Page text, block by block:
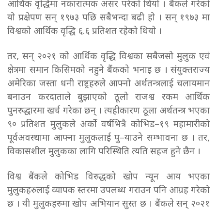
आर्थिक वृद्धिमा नकारात्मक असर परेको थियो । बैंकले गरेको
यो प्रक्षेपण सन् १९७३ पछि सबैभन्दा बढी हो । सन् १९७३ मा
विश्वको आर्थिक वृद्धि ६.६ प्रतिशत रहेको थियो ।
तर, सन् २०२१ को आर्थिक वृद्धि विश्वका सबैजसो मुलुक एवं
क्षेत्रमा समान किसिमको नहुने बैंकको भनाइ छ । संयुक्तराज्य
अमेरिका जस्ता धनी राष्ट्रहरुले आफ्नो अर्थतन्त्रलाई चलायमान
बनाउन करदाताले बुझाएको ठूलो राजश्व रकम आर्थिक
पुनरुद्धारमा खर्च गरेका छन् । त्यहीकारण ठूला अर्थतन्त्र भएका
९० प्रतिशत मुलुकले अर्को वर्षभित्रै कोभिड–१९ महामारीको
पूर्वअवस्थामा आफ्ना मुलुकलाई पु–याउने सम्भावना छ । तर,
विकासशील मुलुकका लागि परिस्थिति त्यति सहज हुने छैन ।
विश्व बैंकले कोभिड विरुद्धको खोप न्यून आय भएका
मुलुकहरुलाई व्यापक स्तरमा उपलब्ध गराउन पनि आग्रह गरेको
छ । यी मुलुकहरुमा खोप अभियान सुस्त छ । बैंकले सन् २०२१